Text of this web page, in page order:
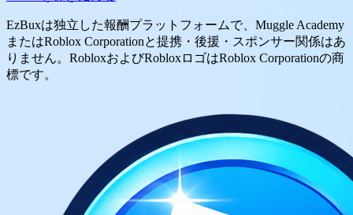
EzBuxは独立した報酬プラットフォームで、Muggle Academy
またはRoblox Corporationと提携・後援・スポンサー関係はあ
りません。RobloxおよびRobloxロゴはRoblox Corporationの商
標です。